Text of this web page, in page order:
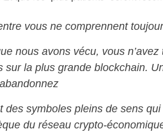
vous ne comprennent
nous avons vécu, vous
sur la plus grande blockchain.
des symboles pleins de sens
du réseau crypto-